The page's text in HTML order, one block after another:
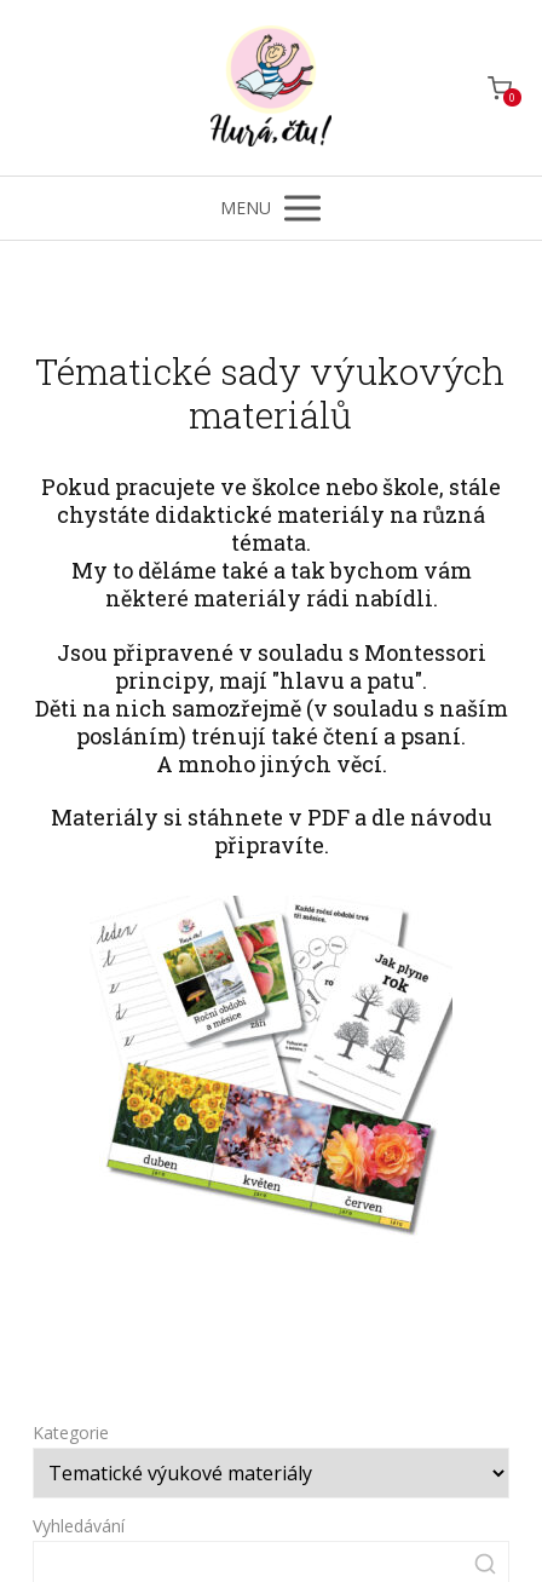
0
MENU
Tématické sady výukových
materiálů
Pokud pracujete ve školce nebo škole, stále
chystáte didaktické materiály na různá
témata.
My to děláme také a tak bychom vám
některé materiály rádi nabídli.
Jsou připravené v souladu s Montessori
principy, mají "hlavu a patu".
Děti na nich samozřejmě (v souladu s naším
posláním) trénují také čtení a psaní.
A mnoho jiných věcí.
Materiály si stáhnete v PDF a dle návodu
připravíte.
Kategorie
Vyhledávání